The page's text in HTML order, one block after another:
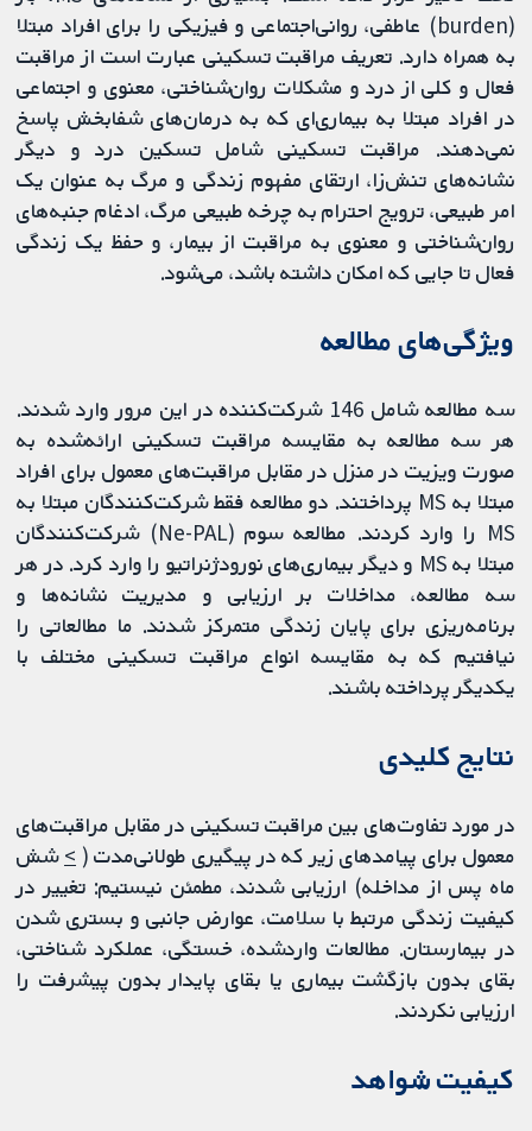
(burden) عاطفی، روانی‌اجتماعی و فیزیکی را برای افراد مبتلا
به همراه دارد. تعریف مراقبت تسکینی عبارت است از مراقبت
فعال و کلی از درد و مشکلات روان‌شناختی، معنوی و اجتماعی
در افراد مبتلا به بیماری‌ای که به درمان‌های شفابخش پاسخ
نمی‌دهند. مراقبت تسکینی شامل تسکین درد و دیگر
نشانه‌های تنش‌زا، ارتقای مفهوم زندگی و مرگ به عنوان یک
امر طبیعی، ترویج احترام به چرخه طبیعی مرگ، ادغام جنبه‌های
روان‌شناختی و معنوی به مراقبت از بیمار، و حفظ یک زندگی
فعال تا جایی که امکان داشته باشد، می‌شود.
ویژگی‌های مطالعه
سه مطالعه شامل 146 شرکت‌کننده در این مرور وارد شدند.
هر سه مطالعه به مقایسه مراقبت تسکینی ارائه‌شده به
صورت ویزیت در منزل در مقابل مراقبت‌های معمول برای افراد
مبتلا به MS پرداختند. دو مطالعه فقط شرکت‌کنندگان مبتلا به
MS را وارد کردند. مطالعه سوم (Ne-PAL) شرکت‌کنندگان
مبتلا به MS و دیگر بیماری‌های نورودژنراتیو را وارد کرد. در هر
سه مطالعه، مداخلات بر ارزیابی و مدیریت نشانه‌ها و
برنامه‌ریزی برای پایان زندگی متمرکز شدند. ما مطالعاتی را
نیافتیم که به مقایسه انواع مراقبت تسکینی مختلف با
یکدیگر پرداخته باشند.
نتایج کلیدی
در مورد تفاوت‌های بین مراقبت تسکینی در مقابل مراقبت‌های
معمول برای پیامدهای زیر که در پیگیری طولانی‌مدت ( > شش
ماه پس از مداخله) ارزیابی شدند، مطمئن نیستیم: تغییر در
کیفیت زندگی مرتبط با سلامت، عوارض جانبی و بستری شدن
در بیمارستان. مطالعات واردشده، خستگی، عملکرد شناختی،
بقای بدون بازگشت بیماری یا بقای پایدار بدون پیشرفت را
ارزیابی نکردند.
کیفیت شواهد